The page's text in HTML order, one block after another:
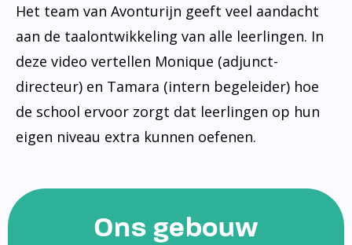
Het team van Avonturijn geeft veel aandacht
aan de taalontwikkeling van alle leerlingen. In
deze video vertellen Monique (adjunct-
directeur) en Tamara (intern begeleider) hoe
de school ervoor zorgt dat leerlingen op hun
eigen niveau extra kunnen oefenen.
Ons gebouw